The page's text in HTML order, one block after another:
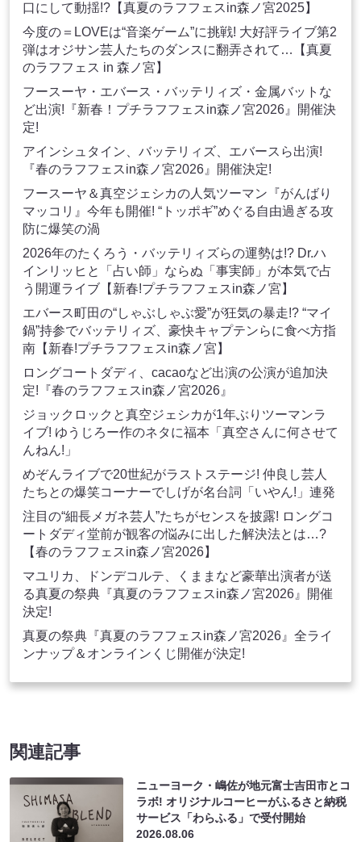
口にして動揺!?【真夏のラフフェスin森ノ宮2025】
今度の＝LOVEは“音楽ゲーム”に挑戦! 大好評ライブ第2
弾はオジサン芸人たちのダンスに翻弄されて…【真夏
のラフフェス in 森ノ宮】
フースーヤ・エバース・バッテリィズ・金属バットな
ど出演!『新春！プチラフフェスin森ノ宮2026』開催決
定!
アインシュタイン、バッテリィズ、エバースら出演!
『春のラフフェスin森ノ宮2026』開催決定!
フースーヤ＆真空ジェシカの人気ツーマン『がんばり
マッコリ』今年も開催! “トッポギ”めぐる自由過ぎる攻
防に爆笑の渦
2026年のたくろう・バッテリィズらの運勢は!? Dr.ハ
インリッヒと「占い師」ならぬ「事実師」が本気で占
う開運ライブ【新春!プチラフフェスin森ノ宮】
エバース町田の“しゃぶしゃぶ愛”が狂気の暴走!? “マイ
鍋”持参でバッテリィズ、豪快キャプテンらに食べ方指
南【新春!プチラフフェスin森ノ宮】
ロングコートダディ、cacaoなど出演の公演が追加決
定!『春のラフフェスin森ノ宮2026』
ジョックロックと真空ジェシカが1年ぶりツーマンラ
イブ! ゆうじろー作のネタに福本「真空さんに何させて
んねん!」
めぞんライブで20世紀がラストステージ! 仲良し芸人
たちとの爆笑コーナーでしげが名台詞「いやん!」連発
注目の“細長メガネ芸人”たちがセンスを披露! ロングコ
ートダディ堂前が観客の悩みに出した解決法とは…?
【春のラフフェスin森ノ宮2026】
マユリカ、ドンデコルテ、くままなど豪華出演者が送
る真夏の祭典『真夏のラフフェスin森ノ宮2026』開催
決定!
真夏の祭典『真夏のラフフェスin森ノ宮2026』全ライ
ンナップ＆オンラインくじ開催が決定!
関連記事
ニューヨーク・嶋佐が地元富士吉田市とコ
ラボ! オリジナルコーヒーがふるさと納税
サービス「わらふる」で受付開始
2026.08.06